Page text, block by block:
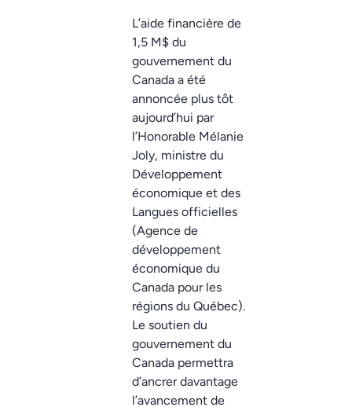
L’aide financière de
1,5 M$ du
gouvernement du
Canada a été
annoncée plus tôt
aujourd’hui par
l’Honorable Mélanie
Joly, ministre du
Développement
économique et des
Langues officielles
(Agence de
développement
économique du
Canada pour les
régions du Québec).
Le soutien du
gouvernement du
Canada permettra
d’ancrer davantage
l’avancement de